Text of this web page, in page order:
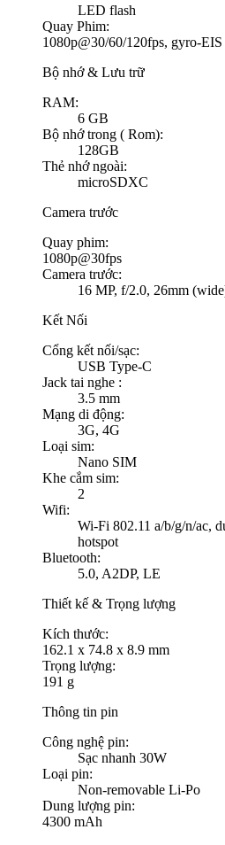
LED flash
Quay Phim:
1080p@30/60/120fps, gyro-EIS
Bộ nhớ & Lưu trữ
RAM:
6 GB
Bộ nhớ trong ( Rom):
128GB
Thẻ nhớ ngoài:
microSDXC
Camera trước
Quay phim:
1080p@30fps
Camera trước:
16 MP, f/2.0, 26mm
Kết Nối
Cổng kết nối/sạc:
USB Type-C
Jack tai nghe :
3.5 mm
Mạng di động:
3G, 4G
Loại sim:
Nano SIM
Khe cắm sim:
2
Wifi:
Wi-Fi 802.11 a/b/g/n/ac,
hotspot
Bluetooth:
5.0, A2DP, LE
Thiết kế & Trọng lượng
Kích thước:
162.1 x 74.8 x 8.9 mm
Trọng lượng:
191 g
Thông tin pin
Công nghệ pin:
Sạc nhanh 30W
Loại pin:
Non-removable Li-Po
Dung lượng pin:
4300 mAh